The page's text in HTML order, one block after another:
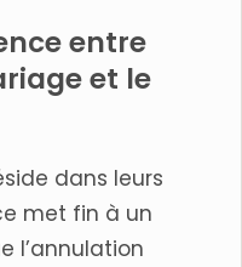
entre
et le
dans leurs
met fin à un
l’annulation